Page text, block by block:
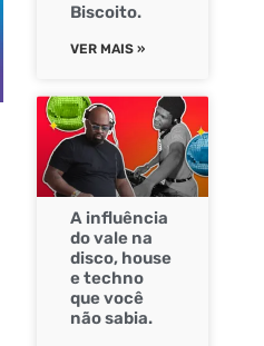
Biscoito.
VER MAIS »
A influência
do vale na
disco, house
e techno
que você
não sabia.